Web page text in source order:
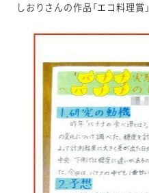
しおりさんの作品「エコ料理賞」